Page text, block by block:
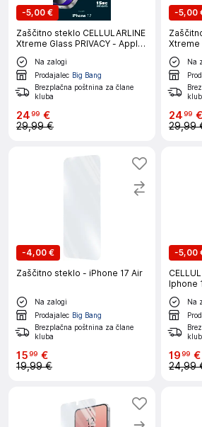
-5,00 €
Zaščitno steklo CELLULARLINE
Xtreme Glass PRIVACY - Apple
iPhone 17
Na zalogi
Prodajalec Big Bang
Brezplačna poštnina za člane
kluba
2499 €
29,99 €
-5,00
Xtreme
iPhone
Na
2499 €
29,99
-4,00 €
Zaščitno steklo - iPhone 17 Air
Na zalogi
Prodajalec Big Bang
Brezplačna poštnina za člane
kluba
1599 €
19,99 €
-5,00
Iphone
Na
1999 €
24,99